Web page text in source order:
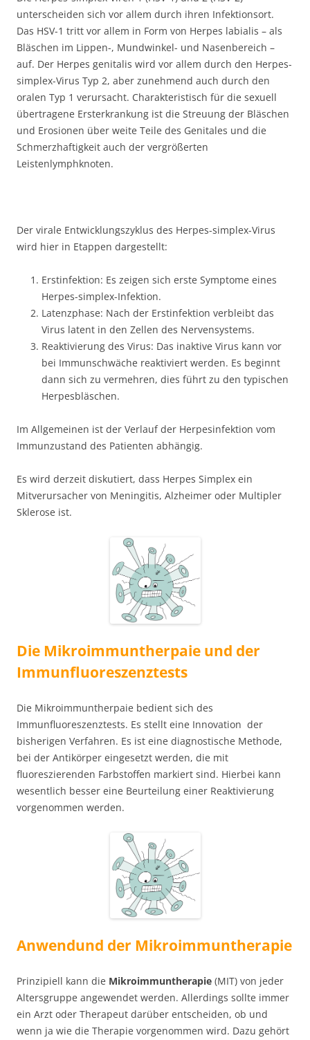
unterscheiden sich vor allem durch ihren Infektionsort.
Das HSV-1 tritt vor allem in Form von Herpes labialis – als
Bläschen im Lippen-, Mundwinkel- und Nasenbereich –
auf. Der Herpes genitalis wird vor allem durch den Herpes-
simplex-Virus Typ 2, aber zunehmend auch durch den
oralen Typ 1 verursacht. Charakteristisch für die sexuell
übertragene Ersterkrankung ist die Streuung der Bläschen
und Erosionen über weite Teile des Genitales und die
Schmerzhaftigkeit auch der vergrößerten
Leistenlymphknoten.
Der virale Entwicklungszyklus des Herpes-simplex-Virus
wird hier in Etappen dargestellt:
Erstinfektion: Es zeigen sich erste Symptome eines
Herpes-simplex-Infektion.
Latenzphase: Nach der Erstinfektion verbleibt das
Virus latent in den Zellen des Nervensystems.
Reaktivierung des Virus: Das inaktive Virus kann vor
bei Immunschwäche reaktiviert werden. Es beginnt
dann sich zu vermehren, dies führt zu den typischen
Herpesbläschen.
Im Allgemeinen ist der Verlauf der Herpesinfektion vom
Immunzustand des Patienten abhängig.
Es wird derzeit diskutiert, dass Herpes Simplex ein
Mitverursacher von Meningitis, Alzheimer oder Multipler
Sklerose ist.
Die Mikroimmuntherpaie und der
Immunfluoreszenztests
Die Mikroimmuntherpaie bedient sich des
Immunfluoreszenztests. Es stellt eine Innovation der
bisherigen Verfahren. Es ist eine diagnostische Methode,
bei der Antikörper eingesetzt werden, die mit
fluoreszierenden Farbstoffen markiert sind. Hierbei kann
wesentlich besser eine Beurteilung einer Reaktivierung
vorgenommen werden.
Anwendund der Mikroimmuntherapie
Prinzipiell kann die Mikroimmuntherapie (MIT) von jeder
Altersgruppe angewendet werden. Allerdings sollte immer
ein Arzt oder Therapeut darüber entscheiden, ob und
wenn ja wie die Therapie vorgenommen wird. Dazu gehört